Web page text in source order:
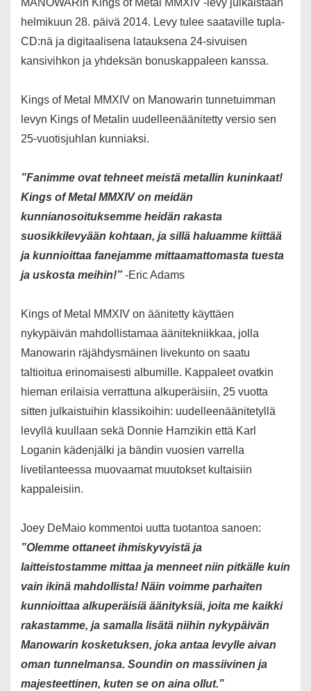
MANOWARin Kings of Metal MMXIV -levy julkaistaan
helmikuun 28. päivä 2014. Levy tulee saataville tupla-
CD:nä ja digitaalisena latauksena 24-sivuisen
kansivihkon ja yhdeksän bonuskappaleen kanssa.
Kings of Metal MMXIV on Manowarin tunnetuimman
levyn Kings of Metalin uudelleenäänitetty versio sen
25-vuotisjuhlan kunniaksi.
”Fanimme ovat tehneet meistä metallin kuninkaat!
Kings of Metal MMXIV on meidän
kunnianosoituksemme heidän rakasta
suosikkilevyään kohtaan, ja sillä haluamme kiittää
ja kunnioittaa fanejamme mittaamattomasta tuesta
ja uskosta meihin!” -Eric Adams
Kings of Metal MMXIV on äänitetty käyttäen
nykypäivän mahdollistamaa äänitekniikkaa, jolla
Manowarin räjähdysmäinen livekunto on saatu
taltioitua erinomaisesti albumille. Kappaleet ovatkin
hieman erilaisia verrattuna alkuperäisiin, 25 vuotta
sitten julkaistuihin klassikoihin: uudelleenäänitetyllä
levyllä kuullaan sekä Donnie Hamzikin että Karl
Loganin kädenjälki ja bändin vuosien varrella
livetilanteessa muovaamat muutokset kultaisiin
kappaleisiin.
Joey DeMaio kommentoi uutta tuotantoa sanoen:
”Olemme ottaneet ihmiskyvyistä ja
laitteistostamme mittaa ja menneet niin pitkälle kuin
vain ikinä mahdollista! Näin voimme parhaiten
kunnioittaa alkuperäisiä äänityksiä, joita me kaikki
rakastamme, ja samalla lisätä niihin nykypäivän
Manowarin kosketuksen, joka antaa levylle aivan
oman tunnelmansa. Soundin on massiivinen ja
majesteettinen, kuten se on aina ollut.”